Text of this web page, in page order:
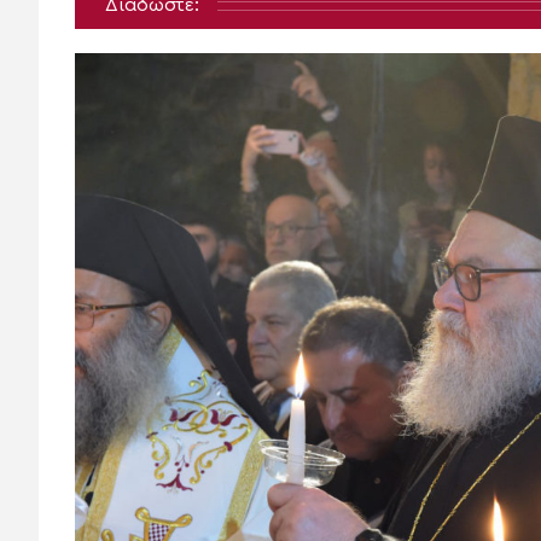
Διαδώστε: